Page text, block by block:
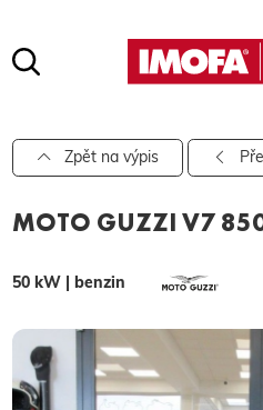
Pro vyhledávání zadejte alespoň 3
Zpět na výpis
MOTO GUZZI V7
50 kW | benzin